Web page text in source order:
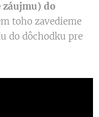
do
toho zavedieme
do dôchodku pre